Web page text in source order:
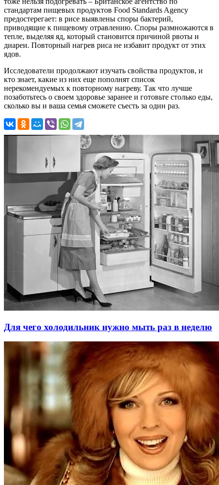
стандартам пищевых продуктов Food Standards Agency
предостерегает: в рисе выявлены споры бактерий,
приводящие к пищевому отравлению. Споры размножаются в
тепле, выделяя яд, который становится причиной рвоты и
диареи. Повторный нагрев риса не избавит продукт от этих
ядов.
Исследователи продолжают изучать свойства продуктов, и
кто знает, какие из них еще пополнят список
нерекомендуемых к повторному нагреву. Так что лучше
позаботьтесь о своем здоровье заранее и готовьте столько еды,
сколько вы и ваша семья сможете съесть за один раз.
Для чего холодильник нужно мыть раз в неделю